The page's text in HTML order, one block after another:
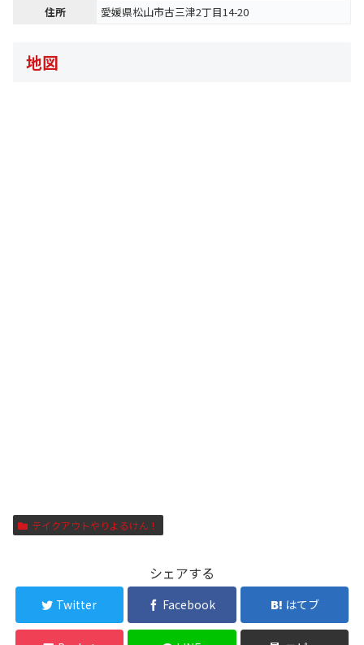
住所
愛媛県松山市古三津2丁目14-20
地図
テイクアウトやりよるけん！
シェアする
Twitter Facebook はてブ